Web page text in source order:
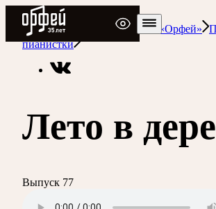
Радио Орфей
Радио классической музыки «Орфей»
пианистки
Лето в
Выпуск 77